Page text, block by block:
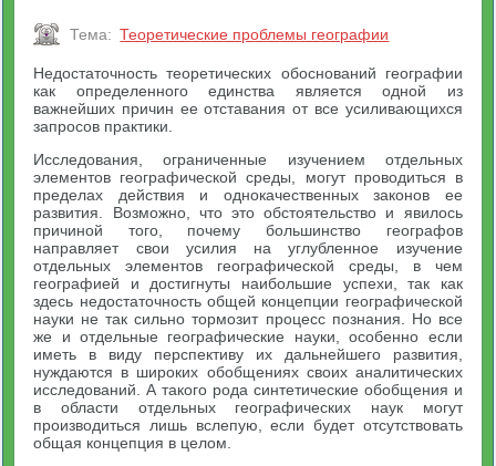
Тема: Теоретические проблемы географии
Недостаточность теоретических обоснований географии
как определенного единства является одной из
важнейших причин ее отставания от все усиливающихся
запросов практики.
Исследования, ограниченные изучением отдельных
элементов географической среды, могут проводиться в
пределах действия и однокачественных законов ее
развития. Возможно, что это обстоятельство и явилось
причиной того, почему большинство географов
направляет свои усилия на углубленное изучение
отдельных элементов географической среды, в чем
географией и достигнуты наибольшие успехи, так как
здесь недостаточность общей концепции географической
науки не так сильно тормозит процесс познания. Но все
же и отдельные географические науки, особенно если
иметь в виду перспективу их дальнейшего развития,
нуждаются в широких обобщениях своих аналитических
исследований. А такого рода синтетические обобщения и
в области отдельных географических наук могут
производиться лишь вслепую, если будет отсутствовать
общая концепция в целом.